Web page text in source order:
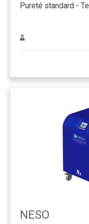
NESO